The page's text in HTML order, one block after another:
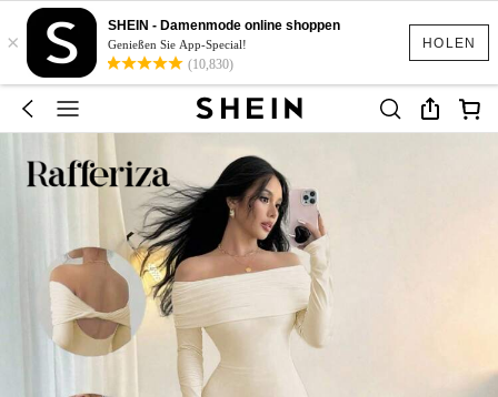
HOLEN
×
SHEIN - Damenmode online shoppen
Genießen Sie App-Special!
(10,830)